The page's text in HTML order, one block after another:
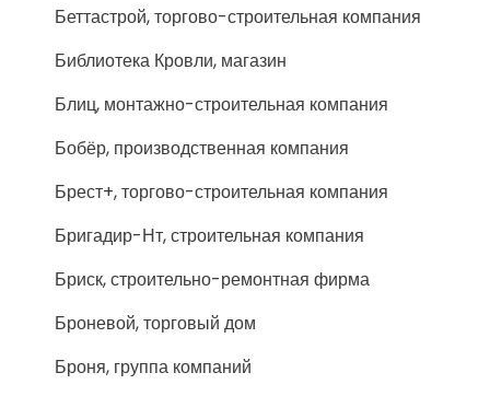
Беттастрой, торгово-строительная компания
Библиотека Кровли, магазин
Блиц, монтажно-строительная компания
Бобёр, производственная компания
Брест+, торгово-строительная компания
Бригадир-Нт, строительная компания
Бриск, строительно-ремонтная фирма
Броневой, торговый дом
Броня, группа компаний